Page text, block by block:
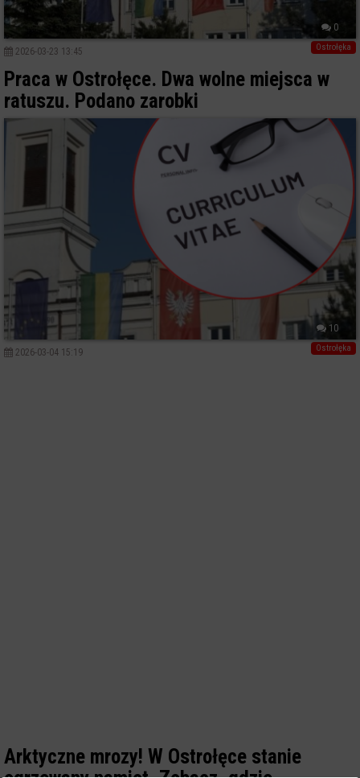
0
Ostrołęka
2026-03-23 13:45
Praca w Ostrołęce. Dwa wolne miejsca w
ratuszu. Podano zarobki
10
Ostrołęka
2026-03-04 15:19
Arktyczne mrozy! W Ostrołęce stanie